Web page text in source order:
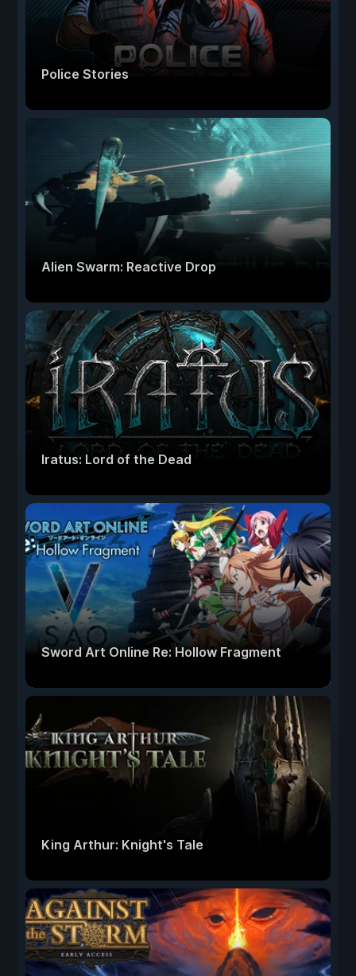
Police Stories
Alien Swarm: Reactive Drop
Iratus: Lord of the Dead
Sword Art Online Re: Hollow Fragment
King Arthur: Knight's Tale